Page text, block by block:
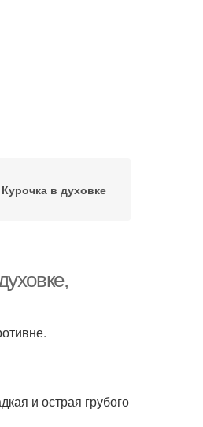
Курочка в духовке
и острая грубого